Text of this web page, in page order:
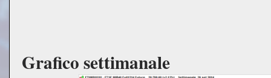
Grafico settimanale